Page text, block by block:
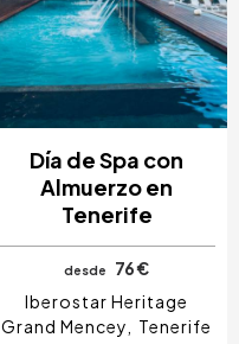
Día de Spa con
Almuerzo en
Tenerife
desde
76 €
Iberostar Heritage
Grand Mencey
Tenerife